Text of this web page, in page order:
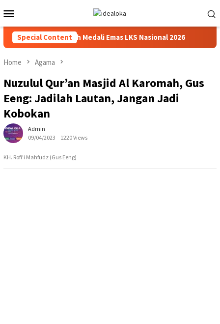
to
contentMenu
Special Content
Siswa Peraih Medali Emas LKS Nasional 2026
Home Agama
Nuzulul Qur’an Masjid Al Karomah, Gus
Eeng: Jadilah Lautan, Jangan Jadi
Kobokan
Admin
09/04/2023
1220 Views
KH. Rofi'i Mahfudz (Gus Eeng)